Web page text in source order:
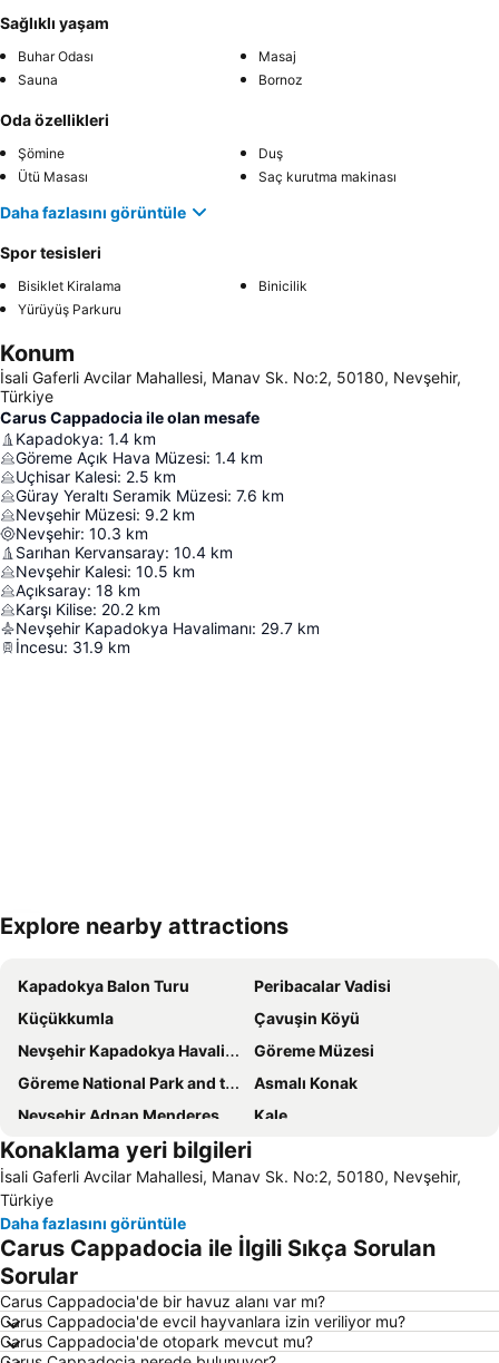
Sağlıklı yaşam
Buhar Odası
Masaj
Sauna
Bornoz
Oda özellikleri
Şömine
Duş
Ütü Masası
Saç kurutma makinası
Daha fazlasını görüntüle
Spor tesisleri
Bisiklet Kiralama
Binicilik
Yürüyüş Parkuru
Konum
İsali Gaferli Avcilar Mahallesi, Manav Sk. No:2, 50180, Nevşehir,
Türkiye
Carus Cappadocia ile olan mesafe
Kapadokya: 1.4 km
Göreme Açık Hava Müzesi: 1.4 km
Uçhisar Kalesi: 2.5 km
Güray Yeraltı Seramik Müzesi: 7.6 km
Nevşehir Müzesi: 9.2 km
Nevşehir: 10.3 km
Sarıhan Kervansaray: 10.4 km
Nevşehir Kalesi: 10.5 km
Açıksaray: 18 km
Karşı Kilise: 20.2 km
Nevşehir Kapadokya Havalimanı: 29.7 km
İncesu: 31.9 km
Haritayı genişlet
Explore nearby attractions
Kapadokya Balon Turu
Peribacalar Vadisi
Küçükkumla
Çavuşin Köyü
Nevşehir Kapadokya Havalimanı
Göreme Müzesi
Göreme National Park and the Rock Sites of Cappadocia
Asmalı Konak
Nevşehir Adnan Menderes Otobüs Terminali
Kale
Caller History Urgup
Nevşehir Gazi Stadyumu
Özkonak Yeralti Sehri
Saruhan Caravansaray
Soganli
Yeşilhisar Tren Garı
Konaklama yeri bilgileri
İsali Gaferli Avcilar Mahallesi, Manav Sk. No:2, 50180, Nevşehir,
Türkiye
Daha fazlasını görüntüle
Carus Cappadocia ile İlgili Sıkça Sorulan
Sorular
Carus Cappadocia'de bir havuz alanı var mı?
Carus Cappadocia'de evcil hayvanlara izin veriliyor mu?
Carus Cappadocia'de otopark mevcut mu?